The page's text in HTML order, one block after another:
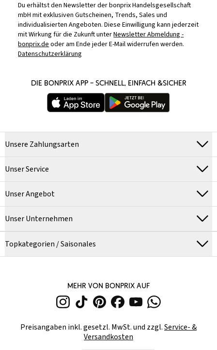
Du erhältst den Newsletter der bonprix Handelsgesellschaft
mbH mit exklusiven Gutscheinen, Trends, Sales und
individualisierten Angeboten. Diese Einwilligung kann jederzeit
mit Wirkung für die Zukunft unterNewsletter Abmeldung -
bonprix.deoder am Ende jeder E-Mail widerrufen werden.
Datenschutzerklärung
DIE BONPRIX APP – SCHNELL, EINFACH &SICHER
Unsere Zahlungsarten
Unser Service
Unser Angebot
Unser Unternehmen
Topkategorien / Saisonales
MEHR VON BONPRIX AUF
Preisangaben inkl. gesetzl. MwSt. und zzgl.Service- &
Versandkosten